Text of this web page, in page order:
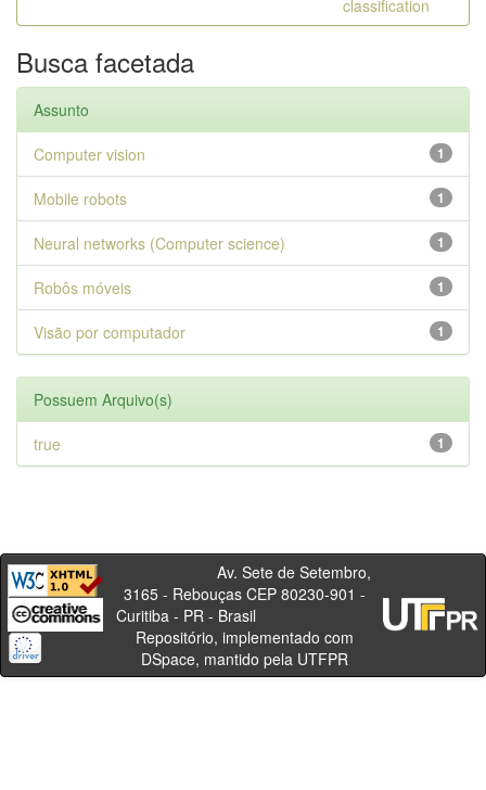
classification
Busca facetada
Assunto
1
Computer vision
1
Mobile robots
1
Neural networks (Computer science)
1
Robôs móveis
1
Visão por computador
Possuem Arquivo(s)
1
true
Av. Sete de Setembro,
3165 - Rebouças CEP 80230-901 -
Curitiba - PR - Brasil
Repositório, implementado com
DSpace, mantido pela UTFPR